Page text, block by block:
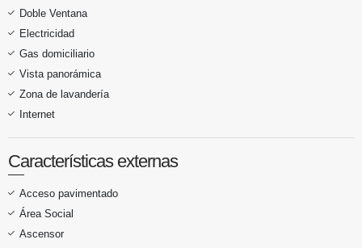
Doble Ventana
Electricidad
Gas domiciliario
Vista panorámica
Zona de lavandería
Internet
Características externas
Acceso pavimentado
Área Social
Ascensor